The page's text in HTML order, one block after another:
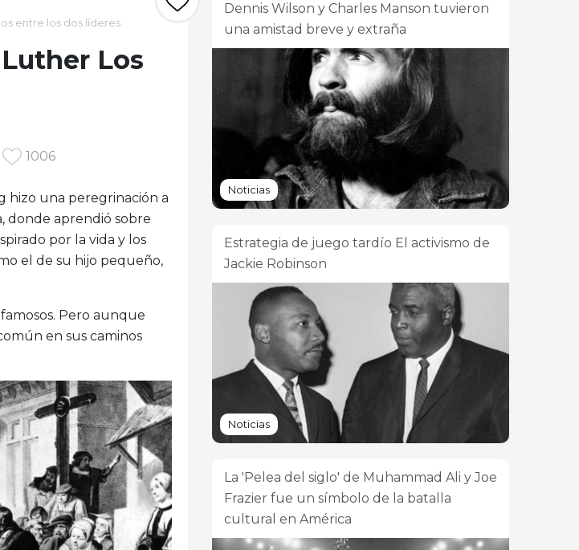
entre los dos líderes
Los
1006
hizo una peregrinación a
donde aprendió sobre
por la vida y los
el de su hijo pequeño,
Pero aunque
en sus caminos
Dennis Wilson y Charles Manson tuvieron
una amistad breve y extraña
Noticias
Estrategia de juego tardío El activismo de
Jackie Robinson
Noticias
La 'Pelea del siglo' de Muhammad Ali y Joe
Frazier fue un símbolo de la batalla
cultural en América